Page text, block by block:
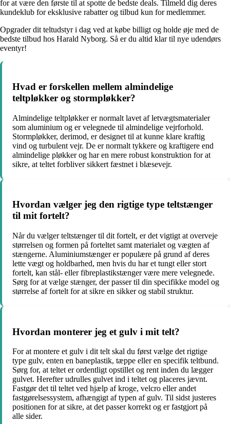
for at være den første til at spotte de bedste deals. Tilmeld dig deres
kundeklub for eksklusive rabatter og tilbud kun for medlemmer.
Opgrader dit teltudstyr i dag ved at købe billigt og holde øje med de
bedste tilbud hos Harald Nyborg. Så er du altid klar til nye udendørs
eventyr!
Hvad er forskellen mellem almindelige
teltpløkker og stormpløkker?
Almindelige teltpløkker er normalt lavet af letvægtsmaterialer
som aluminium og er velegnede til almindelige vejrforhold.
Stormpløkker, derimod, er designet til at kunne klare kraftig
vind og turbulent vejr. De er normalt tykkere og kraftigere end
almindelige pløkker og har en mere robust konstruktion for at
sikre, at teltet forbliver sikkert fæstnet i blæsevejr.
Hvordan vælger jeg den rigtige type teltstænger
til mit fortelt?
Når du vælger teltstænger til dit fortelt, er det vigtigt at overveje
størrelsen og formen på forteltet samt materialet og vægten af
stængerne. Aluminiumstænger er populære på grund af deres
lette vægt og holdbarhed, men hvis du har et tungt eller stort
fortelt, kan stål- eller fibreplastikstænger være mere velegnede.
Sørg for at vælge stænger, der passer til din specifikke model og
størrelse af fortelt for at sikre en sikker og stabil struktur.
Hvordan monterer jeg et gulv i mit telt?
For at montere et gulv i dit telt skal du først vælge det rigtige
type gulv, enten en baneplastik, tæppe eller en specifik teltbund.
Sørg for, at teltet er ordentligt opstillet og rent inden du lægger
gulvet. Herefter udrulles gulvet ind i teltet og placeres jævnt.
Fastgør det til teltet ved hjælp af kroge, velcro eller andet
fastgørelsessystem, afhængigt af typen af gulv. Til sidst justeres
positionen for at sikre, at det passer korrekt og er fastgjort på
alle sider.